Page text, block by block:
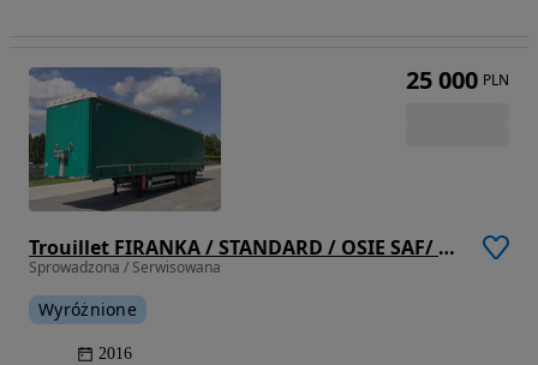
Trouillet FIRANKA / STANDARD / OSIE SAF/ OCYNK / KOSZ PALETOWY / PODŁOGA SZYNA DESKA
Sprowadzona / Serwisowana
Wyróżnione
2016
25 000 PLN